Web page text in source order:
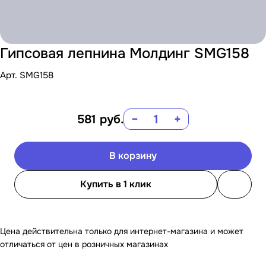
Гипсовая лепнина Молдинг SMG158
Арт. SMG158
581 руб. − +
В корзину
Купить в 1 клик
Цена действительна только для интернет-магазина и может
отличаться от цен в розничных магазинах